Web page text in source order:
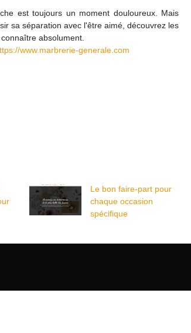
est toujours un moment douloureux. Mais
sa séparation avec l'être aimé, découvrez les
absolument.
www.marbrerie-generale.com
Le bon faire-part pour
chaque occasion
spécifique